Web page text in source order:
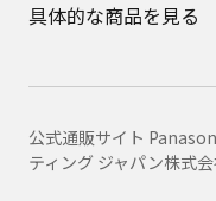
具体的な商品を見る
公式通販サイト
ティング ジャパン株式